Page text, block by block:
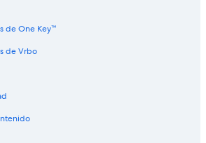
Vatry
de One Key™
de Vrbo